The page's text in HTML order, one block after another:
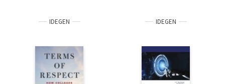
IDEGEN IDEGEN